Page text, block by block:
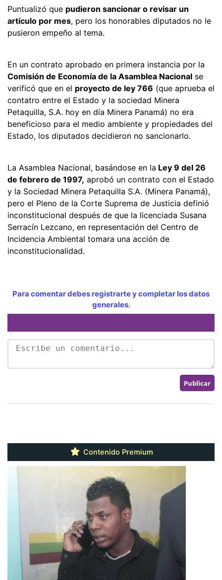
Puntualizó que pudieron sancionar o revisar un
artículo por mes, pero los honorables diputados no le
pusieron empeño al tema.
En un contrato aprobado en primera instancia por la
Comisión de Economía de la Asamblea Nacional se
verificó que en el proyecto de ley 766 (que aprueba el
contatro entre el Estado y la sociedad Minera
Petaquilla, S.A. hoy en día Minera Panamá) no era
beneficioso para el medio ambiente y propiedades del
Estado, los diputados decidieron no sancionarlo.
La Asamblea Nacional, basándose en la Ley 9 del 26
de febrero de 1997, aprobó un contrato con el Estado
y la Sociedad Minera Petaquilla S.A. (Minera Panamá),
pero el Pleno de la Corte Suprema de Justicia definió
inconstitucional después de que la licenciada Susana
Serracín Lezcano, en representación del Centro de
Incidencia Ambiental tomara una acción de
inconstitucionalidad.
Para comentar debes registrarte y completar los datos
generales.
Contenido Premium